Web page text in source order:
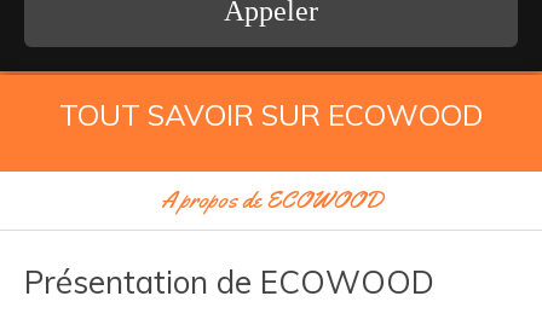
Appeler
TOUT SAVOIR SUR ECOWOOD
A propos de ECOWOOD
Présentation de ECOWOOD